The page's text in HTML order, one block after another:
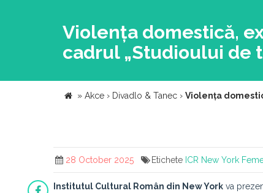
Violența domestică,
cadrul „Studioului de
» Akce › Divadlo & Tanec › Violența
28 October 2025 Etichete ICR New York
Institutul Cultural Român din New York va